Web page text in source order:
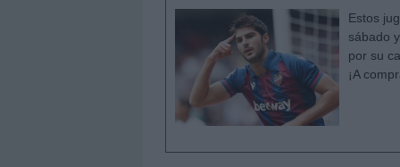
Estos
sábado
por su
¡A